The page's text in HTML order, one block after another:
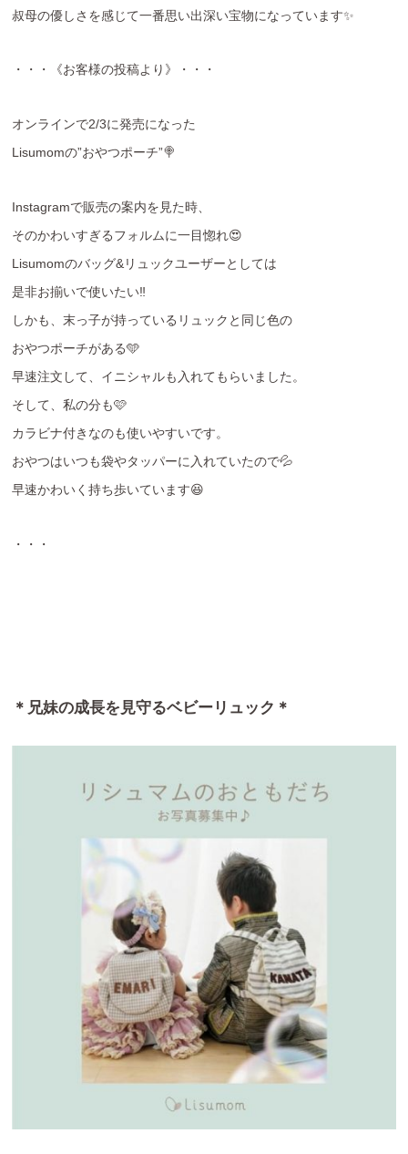
叔母の優しさを感じて一番思い出深い宝物になっています✨
・・・《お客様の投稿より》・・・
オンラインで2/3に発売になった
Lisumomの”おやつポーチ”🍭
Instagramで販売の案内を見た時、
そのかわいすぎるフォルムに一目惚れ😍
Lisumomのバッグ&リュックユーザーとしては
是非お揃いで使いたい‼️
しかも、末っ子が持っているリュックと同じ色の
おやつポーチがある🩵
早速注文して、イニシャルも入れてもらいました。
そして、私の分も🩷
カラビナ付きなのも使いやすいです。
おやつはいつも袋やタッパーに入れていたので💦
早速かわいく持ち歩いています😆
・・・
＊兄妹の成長を見守るベビーリュック＊